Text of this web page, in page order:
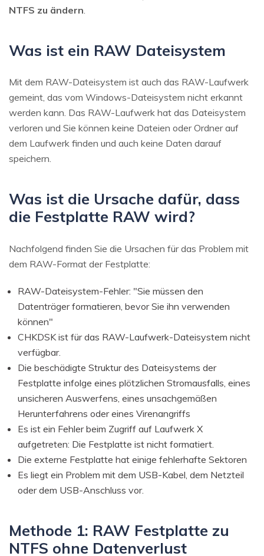
NTFS zu ändern
Was ist ein RAW Dateisystem
Mit dem RAW-Dateisystem ist auch das RAW-Laufwerk
gemeint, das vom Windows-Dateisystem nicht erkannt
werden kann. Das RAW-Laufwerk hat das Dateisystem
verloren und Sie können keine Dateien oder Ordner auf
dem Laufwerk finden und auch keine Daten darauf
speichern.
Was ist die Ursache dafür, dass
die Festplatte RAW wird?
Nachfolgend finden Sie die Ursachen für das Problem mit
dem RAW-Format der Festplatte:
RAW-Dateisystem-Fehler: "Sie müssen den
Datenträger formatieren, bevor Sie ihn verwenden
können"
CHKDSK ist für das RAW-Laufwerk-Dateisystem nicht
verfügbar.
Die beschädigte Struktur des Dateisystems der
Festplatte infolge eines plötzlichen Stromausfalls, eines
unsicheren Auswerfens, eines unsachgemäßen
Herunterfahrens oder eines Virenangriffs
Es ist ein Fehler beim Zugriff auf Laufwerk X
aufgetreten: Die Festplatte ist nicht formatiert.
Die externe Festplatte hat einige fehlerhafte Sektoren
Es liegt ein Problem mit dem USB-Kabel, dem Netzteil
oder dem USB-Anschluss vor.
Methode 1: RAW Festplatte zu
NTFS ohne Datenverlust